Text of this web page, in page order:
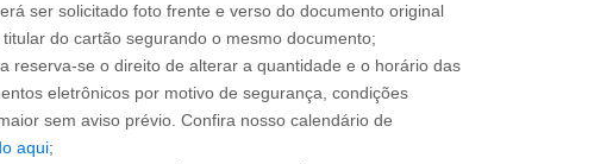
ser solicitado foto frente e verso do documento original
do cartão segurando o mesmo documento;
reserva-se o direito de alterar a quantidade e o horário das
eletrônicos por motivo de segurança, condições
sem aviso prévio. Confira nosso calendário de
aqui;